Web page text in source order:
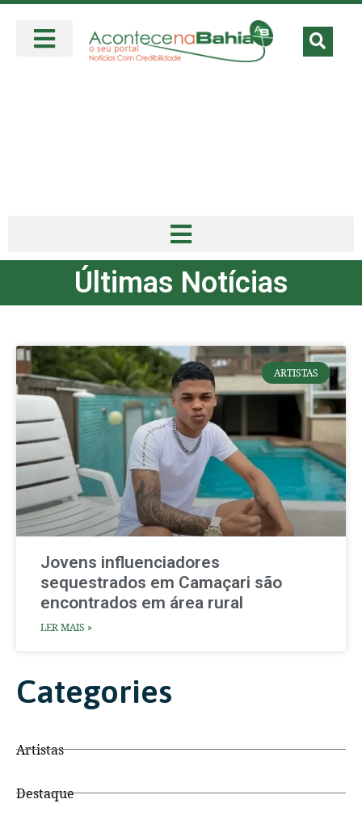
Últimas Notícias
ARTISTAS
Jovens influenciadores
sequestrados em Camaçari são
encontrados em área rural
LER MAIS »
Categories
Artistas
Destaque